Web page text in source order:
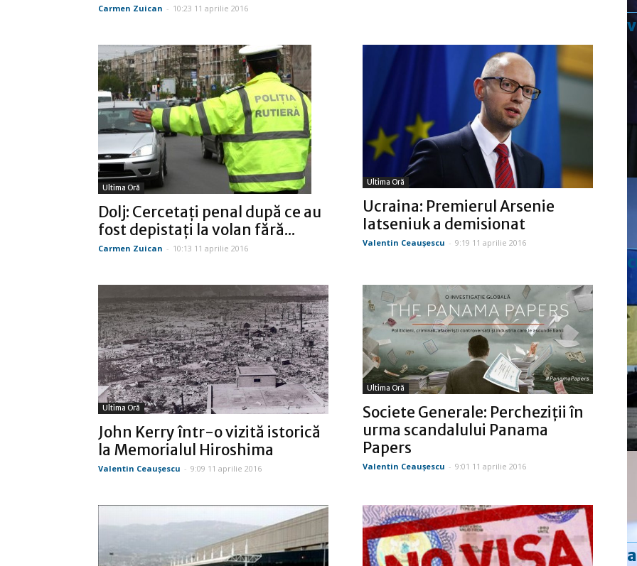
Carmen Zuican - 10:23 11 aprilie 2016
Ultima Oră
Dolj: Cercetaţi penal după ce au
fost depistaţi la volan fără...
Carmen Zuican - 10:13 11 aprilie 2016
Ultima Oră
Ucraina: Premierul Arsenie
Iatseniuk a demisionat
Valentin Ceauşescu - 9:19 11 aprilie 2016
Ultima Oră
John Kerry într-o vizită istorică
la Memorialul Hiroshima
Valentin Ceauşescu - 9:09 11 aprilie 2016
Ultima Oră
Societe Generale: Percheziţii în
urma scandalului Panama
Papers
Valentin Ceauşescu - 9:01 11 aprilie 2016